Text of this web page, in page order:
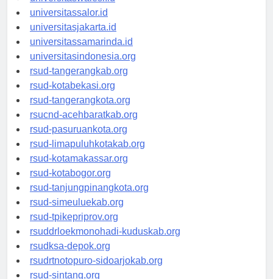
universitaswalesi.id
universitassalor.id
universitasjakarta.id
universitassamarinda.id
universitasindonesia.org
rsud-tangerangkab.org
rsud-kotabekasi.org
rsud-tangerangkota.org
rsucnd-acehbaratkab.org
rsud-pasuruankota.org
rsud-limapuluhkotakab.org
rsud-kotamakassar.org
rsud-kotabogor.org
rsud-tanjungpinangkota.org
rsud-simeuluekab.org
rsud-tpikepriprov.org
rsuddrloekmonohadi-kuduskab.org
rsudksa-depok.org
rsudrtnotopuro-sidoarjokab.org